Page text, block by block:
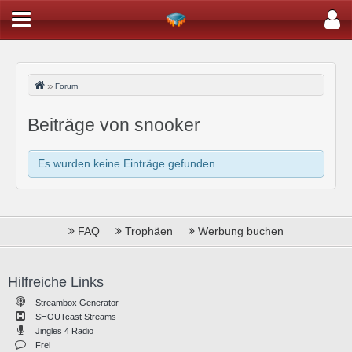
Forum
Beiträge von snooker
Es wurden keine Einträge gefunden.
FAQ Trophäen Werbung buchen
Hilfreiche Links
Streambox Generator
SHOUTcast Streams
Jingles 4 Radio
Frei